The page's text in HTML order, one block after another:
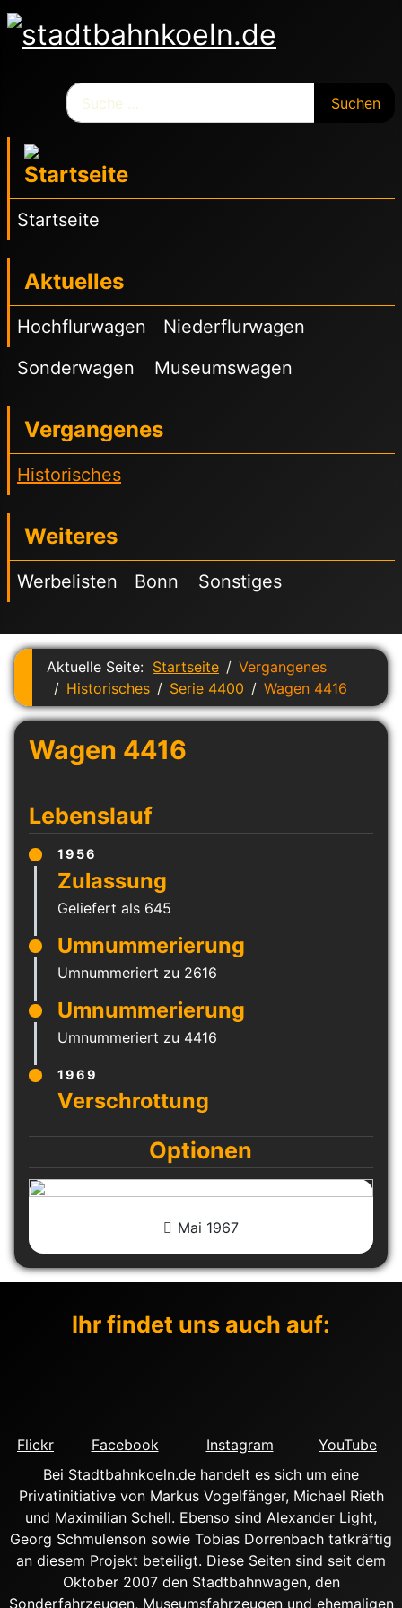
Suchen
Startseite
Aktuelles
Hochflurwagen
Niederflurwagen
Sonderwagen
Museumswagen
Vergangenes
Historisches
Weiteres
Werbelisten Bonn Sonstiges
Aktuelle Seite: Startseite
Vergangenes
Historisches
Serie 4400 Wagen 4416
Wagen 4416
Lebenslauf
1956
Geliefert als 645
Umnummeriert zu 2616
Umnummeriert zu 4416
1969
Optionen
Mai 1967
Ihr findet uns auch auf:
Flickr Facebook Instagram
YouTube
Bei Stadtbahnkoeln.de handelt es sich um eine
Privatinitiative von Markus Vogelfänger, Michael Rieth
und Maximilian Schell. Ebenso sind Alexander Light,
Georg Schmulenson sowie Tobias Dorrenbach tatkräftig
an diesem Projekt beteiligt. Diese Seiten sind seit dem
Oktober 2007 den Stadtbahnwagen, den
Sonderfahrzeugen, Museumsfahrzeugen und ehemaligen